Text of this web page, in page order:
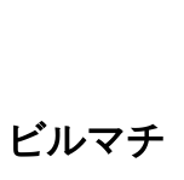
ルマチ